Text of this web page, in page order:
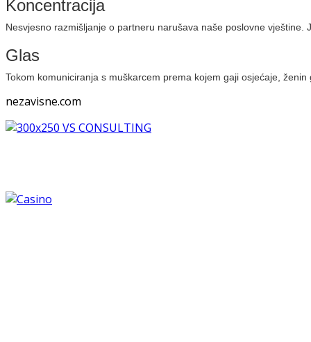
Koncentracija
Nesvjesno razmišljanje o partneru narušava naše poslovne
Glas
Tokom komuniciranja s muškarcem prema kojem gaji osjećaje,
nezavisne.com